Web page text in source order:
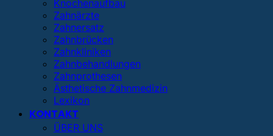
Knochenaufbau
Zahnärzte
Zahnersatz
Zahnbrücken
Zahnkliniken
Zahnbehandlungen
Zahnprothesen
Ästhetische Zahnmedizin
Lexikon
KONTAKT
ÜBER UNS